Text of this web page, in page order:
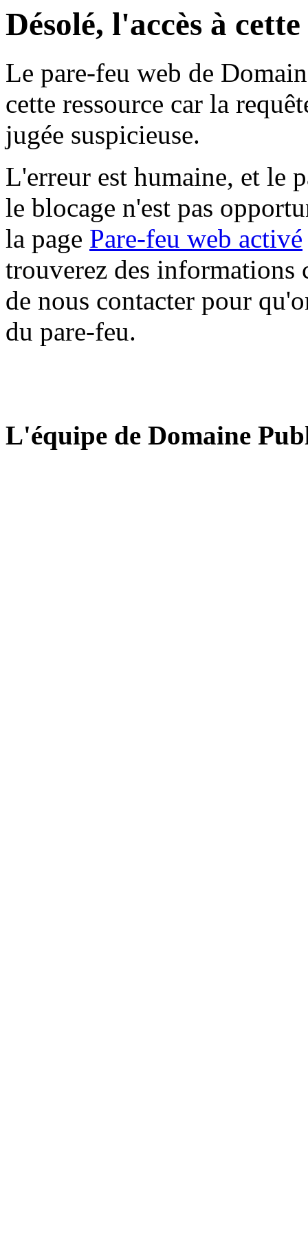
Désolé, l'accès à
Le pare-feu web de
cette ressource car la
jugée suspicieuse.
L'erreur est humaine, et le
le blocage n'est pas
la page Pare-feu web activé
trouverez des informations
de nous contacter pour
du pare-feu.
L'équipe de Domaine